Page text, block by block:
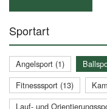
Sportart
Angelsport (1)
Fitnesssport (13)
Lauf- und